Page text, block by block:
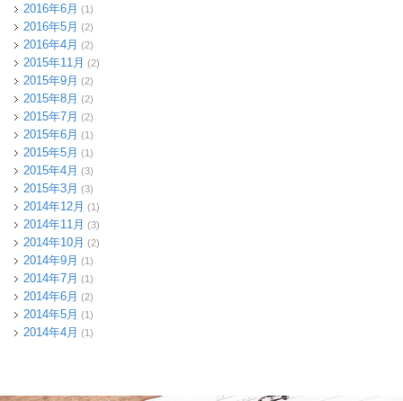
2016年6月 (1)
2016年5月 (2)
2016年4月 (2)
2015年11月 (2)
2015年9月 (2)
2015年8月 (2)
2015年7月 (2)
2015年6月 (1)
2015年5月 (1)
2015年4月 (3)
2015年3月 (3)
2014年12月 (1)
2014年11月 (3)
2014年10月 (2)
2014年9月 (1)
2014年7月 (1)
2014年6月 (2)
2014年5月 (1)
2014年4月 (1)